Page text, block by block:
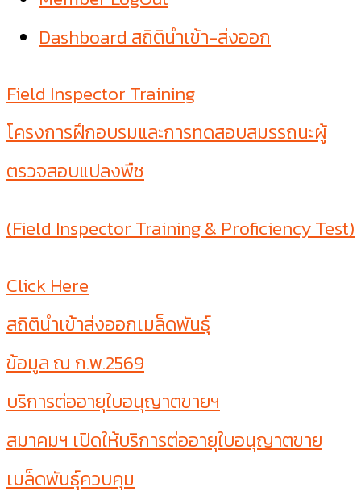
Dashboard สถิตินำเข้า-ส่งออก
Field Inspector Training
โครงการฝึกอบรมและการทดสอบสมรรถนะผู้
ตรวจสอบแปลงพืช
(Field Inspector Training & Proficiency Test)
Click Here
สถิตินำเข้าส่งออกเมล็ดพันธุ์
ข้อมูล ณ ก.พ.2569
บริการต่ออายุใบอนุญาตขายฯ
สมาคมฯ เปิดให้บริการต่ออายุใบอนุญาตขาย
เมล็ดพันธุ์ควบคุม